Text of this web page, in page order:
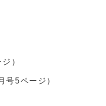
）
号5ページ）